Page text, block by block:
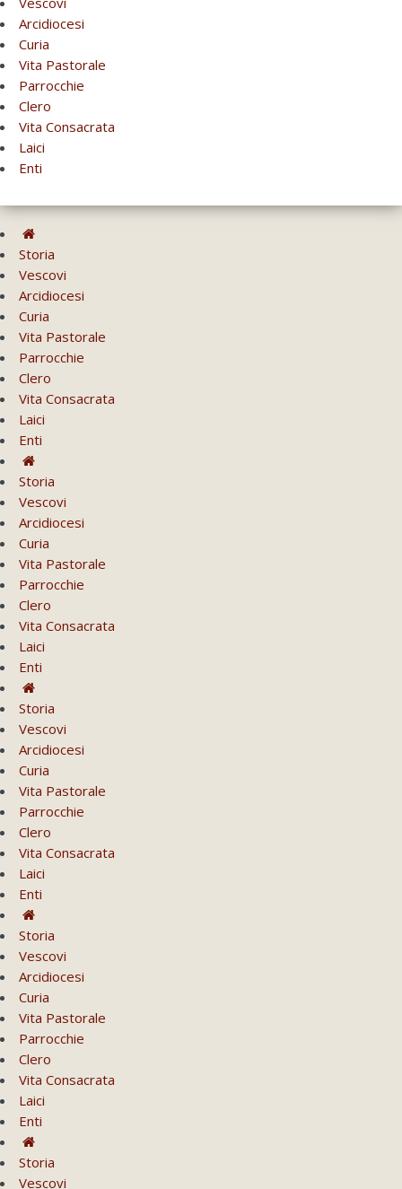
Arcidiocesi
Curia
Vita Pastorale
Parrocchie
Clero
Vita Consacrata
Laici
Enti
Storia
Vescovi
Arcidiocesi
Curia
Vita Pastorale
Parrocchie
Clero
Vita Consacrata
Laici
Enti
Storia
Vescovi
Arcidiocesi
Curia
Vita Pastorale
Parrocchie
Clero
Vita Consacrata
Laici
Enti
Storia
Vescovi
Arcidiocesi
Curia
Vita Pastorale
Parrocchie
Clero
Vita Consacrata
Laici
Enti
Storia
Vescovi
Arcidiocesi
Curia
Vita Pastorale
Parrocchie
Clero
Vita Consacrata
Laici
Enti
Storia
Vescovi